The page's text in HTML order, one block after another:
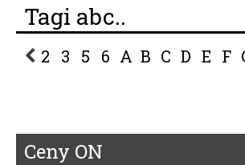
Tagi abc..
2 3 5 6 A B C D E F
Ceny ON